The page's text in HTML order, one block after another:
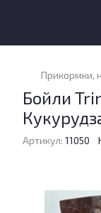
Прикормки,
Бойли
Артикул: 11050